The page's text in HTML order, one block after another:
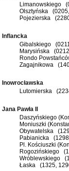
Limanowskiego
Olsztyńska
Pojezierska
Inflancka
Gibalskiego
Marysińska
Rondo
Zagajnikowa
Inowrocławska
Lutomierska
Jana Pawła II
Daszyńskiego
Moniuszki
Obywatelska
Pabianicka
Pl. Kościuszki
Rogozińskiego
Wróblewskiego
Łaska (1325,